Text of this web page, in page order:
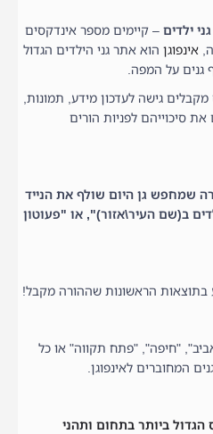
ילדים– קיימים מספר אינדקסים
אינפוגןהוא אתר גני הילדים הגדול
גישה לעדכון מידע, תמונות,
סיכוייהם לפניות הורים
שמחפש גן היום שולף את הנייד
ב(שם העיר\אזור)", או "פעוטון
בתוצאות הראשונות שההורה מקבל!
"חיפה", "פתח תקווה" או כל
המחוברים לאינפוגן.
ביותר בתחום ותהני